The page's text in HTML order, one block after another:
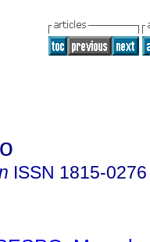
ISSN 1815-0276